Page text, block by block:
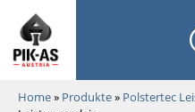
Home» Produkte» Polstertec